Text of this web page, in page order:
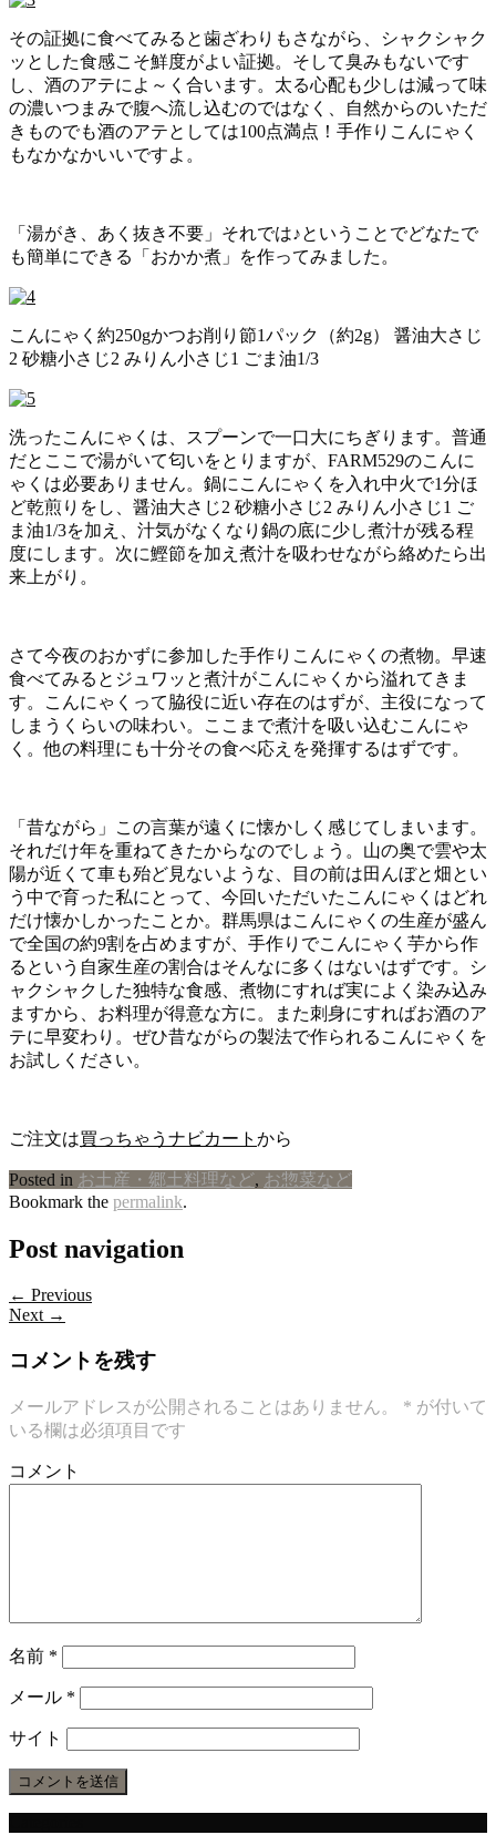
その証拠に食べてみると歯ざわりもさながら、シャクシャク
ッとした食感こそ鮮度がよい証拠。そして臭みもないです
し、酒のアテによ～く合います。太る心配も少しは減って味
の濃いつまみで腹へ流し込むのではなく、自然からのいただ
きものでも酒のアテとしては100点満点！手作りこんにゃく
もなかなかいいですよ。
「湯がき、あく抜き不要」それでは♪ということでどなたで
も簡単にできる「おかか煮」を作ってみました。
こんにゃく約250gかつお削り節1パック（約2g） 醤油大さじ
2 砂糖小さじ2 みりん小さじ1 ごま油1/3
洗ったこんにゃくは、スプーンで一口大にちぎります。普通
だとここで湯がいて匂いをとりますが、FARM529のこんに
ゃくは必要ありません。鍋にこんにゃくを入れ中火で1分ほ
ど乾煎りをし、醤油大さじ2 砂糖小さじ2 みりん小さじ1 ご
ま油1/3を加え、汁気がなくなり鍋の底に少し煮汁が残る程
度にします。次に鰹節を加え煮汁を吸わせながら絡めたら出
来上がり。
さて今夜のおかずに参加した手作りこんにゃくの煮物。早速
食べてみるとジュワッと煮汁がこんにゃくから溢れてきま
す。こんにゃくって脇役に近い存在のはずが、主役になって
しまうくらいの味わい。ここまで煮汁を吸い込むこんにゃ
く。他の料理にも十分その食べ応えを発揮するはずです。
「昔ながら」この言葉が遠くに懐かしく感じてしまいます。
それだけ年を重ねてきたからなのでしょう。山の奥で雲や太
陽が近くて車も殆ど見ないような、目の前は田んぼと畑とい
う中で育った私にとって、今回いただいたこんにゃくはどれ
だけ懐かしかったことか。群馬県はこんにゃくの生産が盛ん
で全国の約9割を占めますが、手作りでこんにゃく芋から作
るという自家生産の割合はそんなに多くはないはずです。シ
ャクシャクした独特な食感、煮物にすれば実によく染み込み
ますから、お料理が得意な方に。また刺身にすればお酒のア
テに早変わり。ぜひ昔ながらの製法で作られるこんにゃくを
お試しください。
ご注文は買っちゃうナビカート から
Posted in お土産・郷土料理など, お惣菜など
Bookmark the permalink.
Post navigation
← Previous
Next →
コメントを残す
メールアドレスが公開されることはありません。 * が付いて
いる欄は必須項目です
コメント
名前 *
メール *
サイト